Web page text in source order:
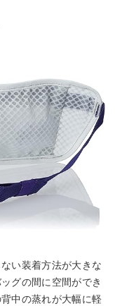
い装着方法が大きな
グの間に空間ができ
中の蒸れが大幅に軽